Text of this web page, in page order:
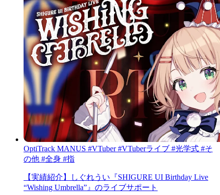
OptiTrack MANUS #VTuber #VTuberライブ #光学式 #そ
の他 #全身 #指
【実績紹介】しぐれうい『SHIGURE UI Birthday Live
“Wishing Umbrella”』のライブサポート